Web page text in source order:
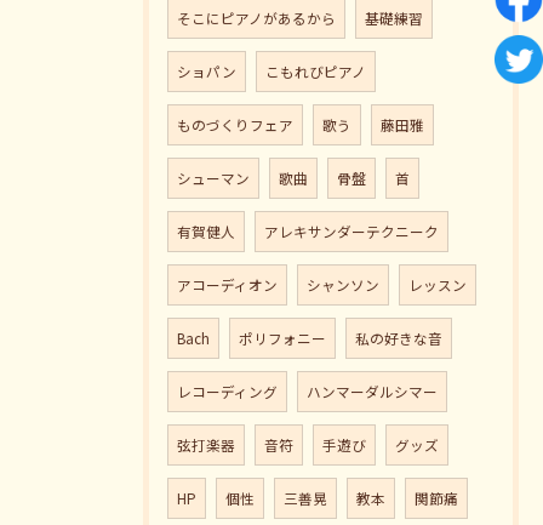
そこにピアノがあるから 基礎練習
ショパン こもれびピアノ
ものづくりフェア 歌う 藤田雅
シューマン 歌曲 骨盤 首
有賀健人 アレキサンダーテクニーク
アコーディオン シャンソン レッスン
Bach ポリフォニー 私の好きな音
レコーディング ハンマーダルシマー
弦打楽器 音符 手遊び グッズ
HP 個性 三善晃 教本 関節痛